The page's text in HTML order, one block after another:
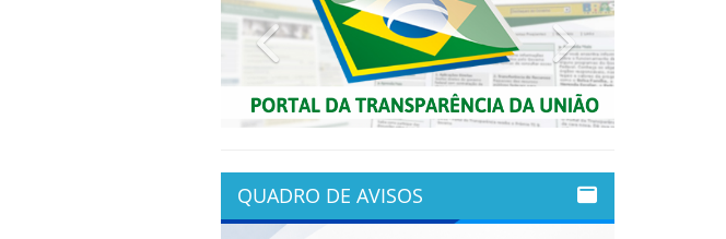
Previous Next
QUADRO DE AVISOS